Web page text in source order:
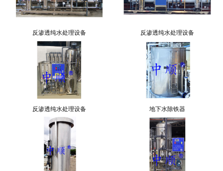
反渗透纯水处理设备 反渗透纯水处理设备
反渗透纯水处理设备 地下水除铁器